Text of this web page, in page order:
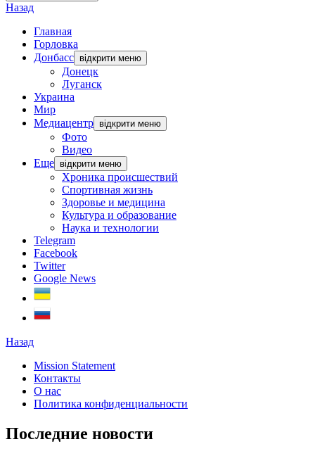
Назад
Главная
Горловка
Донбасс відкрити меню
Донецк
Луганск
Украина
Мир
Медиацентр відкрити меню
Фото
Видео
Еще відкрити меню
Хроника происшествий
Спортивная жизнь
Здоровье и медицина
Культура и образование
Наука и технологии
Telegram
Facebook
Twitter
Google News
Назад
Mission Statement
Контакты
О нас
Политика конфиденциальности
Последние новости